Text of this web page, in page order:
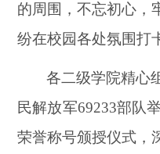
的周围，不忘初心，
纷在校园各处氛围打
各二级学院精心
民解放军69233部队
荣誉称号颁授仪式，